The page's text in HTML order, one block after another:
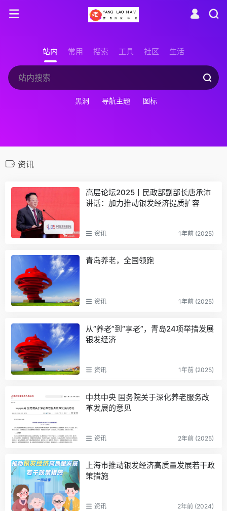
站内 常用 搜索 工具 社区 生活
黑洞 导航主题 图标
资讯
高层论坛2025丨民政部副部长唐承沛
讲话：加力推动银发经济提质扩容
资讯 1年前 (2025)
青岛养老，全国领跑
资讯 1年前 (2025)
从“养老”到“享老”，青岛24项举措发展
银发经济
资讯 1年前 (2025)
中共中央 国务院关于深化养老服务改
革发展的意见
资讯 2年前 (2025)
上海市推动银发经济高质量发展若干政
策措施
资讯 2年前 (2024)